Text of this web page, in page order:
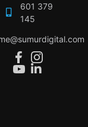
601 379
145